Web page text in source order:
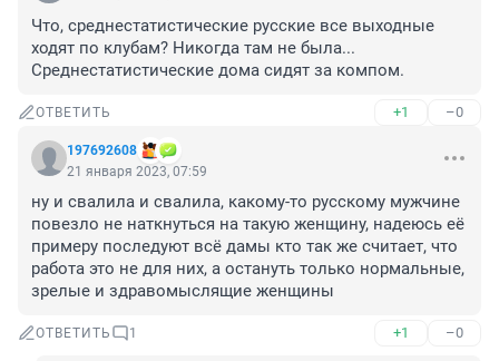
Что, среднестатистические русские все выходные
ходят по клубам? Никогда там не была...
Среднестатистические дома сидят за компом.
ОТВЕТИТЬ +1 –0
197692608
21 января 2023, 07:59
ну и свалила и свалила, какому-то русскому мужчине
повезло не наткнуться на такую женщину, надеюсь её
примеру последуют всё дамы кто так же считает, что
работа это не для них, а остануть только нормальные,
зрелые и здравомыслящие женщины
ОТВЕТИТЬ 1 +1 –0